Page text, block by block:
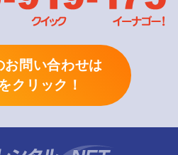
お問い合わせは
クリック！